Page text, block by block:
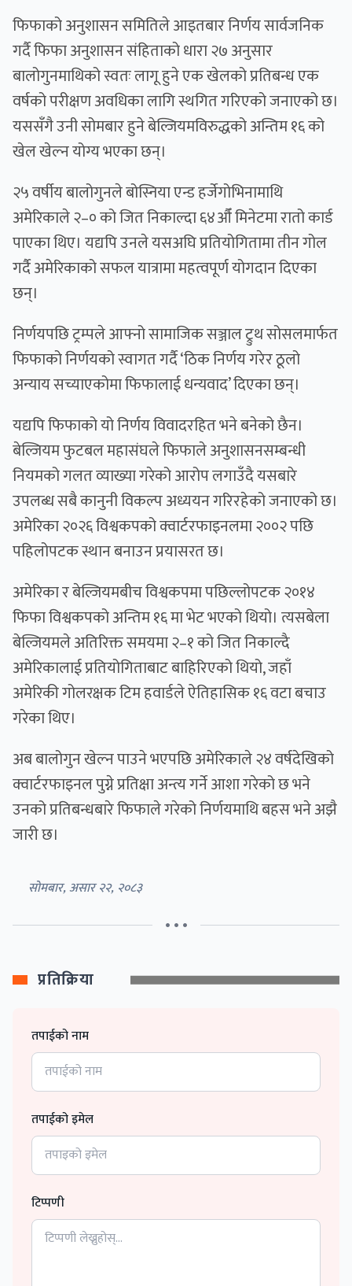
फिफाको अनुशासन समितिले आइतबार निर्णय सार्वजनिक
गर्दै फिफा अनुशासन संहिताको धारा २७ अनुसार
बालोगुनमाथिको स्वतः लागू हुने एक खेलको प्रतिबन्ध एक
वर्षको परीक्षण अवधिका लागि स्थगित गरिएको जनाएको छ।
यससँगै उनी सोमबार हुने बेल्जियमविरुद्धको अन्तिम १६ को
खेल खेल्न योग्य भएका छन्।
२५ वर्षीय बालोगुनले बोस्निया एन्ड हर्जेगोभिनामाथि
अमेरिकाले २–० को जित निकाल्दा ६४औँ मिनेटमा रातो कार्ड
पाएका थिए। यद्यपि उनले यसअघि प्रतियोगितामा तीन गोल
गर्दै अमेरिकाको सफल यात्रामा महत्वपूर्ण योगदान दिएका
छन्।
निर्णयपछि ट्रम्पले आफ्नो सामाजिक सञ्जाल ट्रुथ सोसलमार्फत
फिफाको निर्णयको स्वागत गर्दै ‘ठिक निर्णय गरेर ठूलो
अन्याय सच्याएकोमा फिफालाई धन्यवाद’ दिएका छन्।
यद्यपि फिफाको यो निर्णय विवादरहित भने बनेको छैन।
बेल्जियम फुटबल महासंघले फिफाले अनुशासनसम्बन्धी
नियमको गलत व्याख्या गरेको आरोप लगाउँदै यसबारे
उपलब्ध सबै कानुनी विकल्प अध्ययन गरिरहेको जनाएको छ।
अमेरिका २०२६ विश्वकपको क्वार्टरफाइनलमा २००२ पछि
पहिलोपटक स्थान बनाउन प्रयासरत छ।
अमेरिका र बेल्जियमबीच विश्वकपमा पछिल्लोपटक २०१४
फिफा विश्वकपको अन्तिम १६ मा भेट भएको थियो। त्यसबेला
बेल्जियमले अतिरिक्त समयमा २–१ को जित निकाल्दै
अमेरिकालाई प्रतियोगिताबाट बाहिरिएको थियो, जहाँ
अमेरिकी गोलरक्षक टिम हवार्डले ऐतिहासिक १६ वटा बचाउ
गरेका थिए।
अब बालोगुन खेल्न पाउने भएपछि अमेरिकाले २४ वर्षदेखिको
क्वार्टरफाइनल पुग्ने प्रतिक्षा अन्त्य गर्ने आशा गरेको छ भने
उनको प्रतिबन्धबारे फिफाले गरेको निर्णयमाथि बहस भने अझै
जारी छ।
सोमबार, असार २२, २०८३
• • •
प्रतिक्रिया
तपाईको नाम
तपाईको इमेल
टिप्पणी